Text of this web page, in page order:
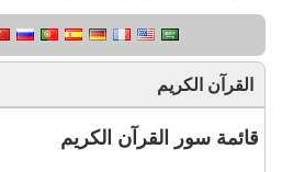
القرآن الكريم
قائمة سور القرآن الكريم